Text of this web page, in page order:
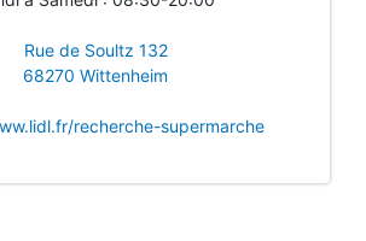
Rue de Soultz 132
68270 Wittenheim
recherche-supermarche